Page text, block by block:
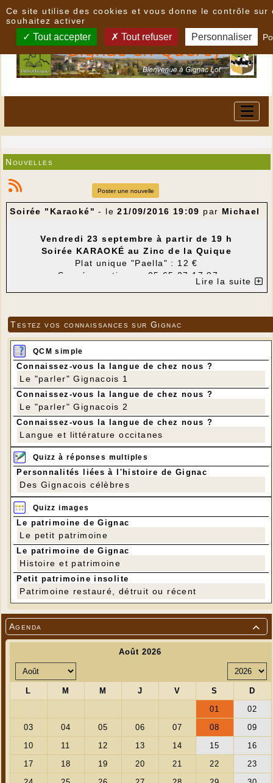

Agenda
Nouvelles
Poster une nouvelle
Soirée "Karaoké" - le21/09/2016 19:09 par Michael
Vendredi 23 septembre à partir de 19 h
Soirée KARAOKÉ au Zinc de la Quique
Plat unique "Paella" : 12 €
Sur réservation au 05 65 27 17 87
Lire la suite
Testez vos connaissances sur Gignac
QCM simple
Connaissez-vous la langue de chez nous ?
Le "parler" Gignacois 1
Connaissez-vous la langue de chez nous ?
Le "parler" Gignacois 2
Connaissez-vous la langue de chez nous ?
Langue et littérature occitanes
Quizz à réponses multiples
Personnalités liées à l'histoire de Gignac
Des Gignacois célèbres
Quizz images
Le patrimoine de Gignac
Le petit patrimoine
Le patrimoine de Gignac
Histoire et patrimoine
Petit patrimoine insolite
Patrimoine restauré, détruit ou récent
Ce site utilise des cookies et vous donne le contrôle sur
souhaitez activer
Tout accepter Tout refuser Personnaliser